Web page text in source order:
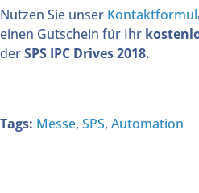
Nutzen Sie unser
einen Gutschein für Ihr
derSPS IPC Drives 2018.
Tags: Messe, SPS, Automation